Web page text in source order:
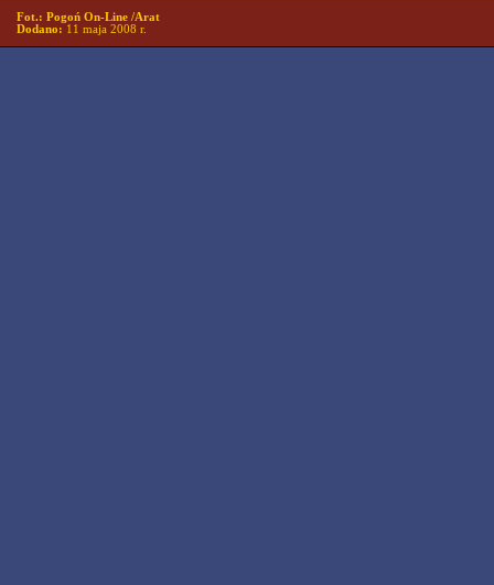
Fot.: Pogoń On-Line /Arat
Dodano: 11 maja 2008 r.